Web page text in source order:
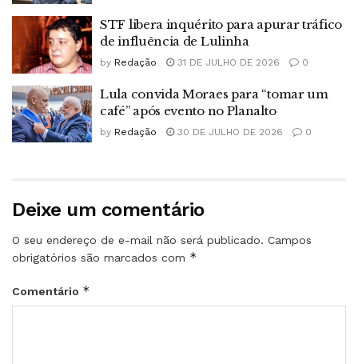
STF libera inquérito para apurar tráfico
de influência de Lulinha
by Redação 31 DE JULHO DE 2026 0
Lula convida Moraes para “tomar um
café” após evento no Planalto
by Redação 30 DE JULHO DE 2026 0
Deixe um comentário
O seu endereço de e-mail não será publicado. Campos
obrigatórios são marcados com *
Comentário *